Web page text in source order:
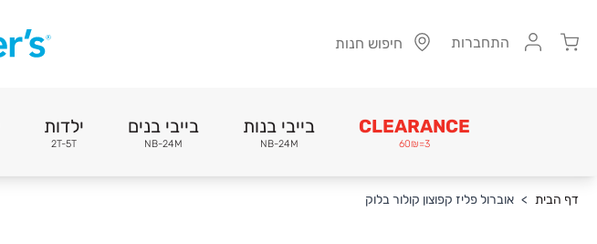
Cart התחברות חיפוש חנות
CLEARANCE
3=60₪
בייבי בנות
NB-24M
בייבי בנים
NB-24M
ילדות
2T-5T
דף הבית > אוברול פליז קפוצון קולור בלוק